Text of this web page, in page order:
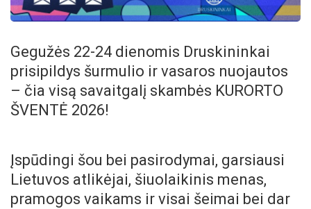
Gegužės 22-24 dienomis Druskininkai
prisipildys šurmulio ir vasaros nuojautos
– čia visą savaitgalį skambės KURORTO
ŠVENTĖ 2026!
Įspūdingi šou bei pasirodymai, garsiausi
Lietuvos atlikėjai, šiuolaikinis menas,
pramogos vaikams ir visai šeimai bei dar